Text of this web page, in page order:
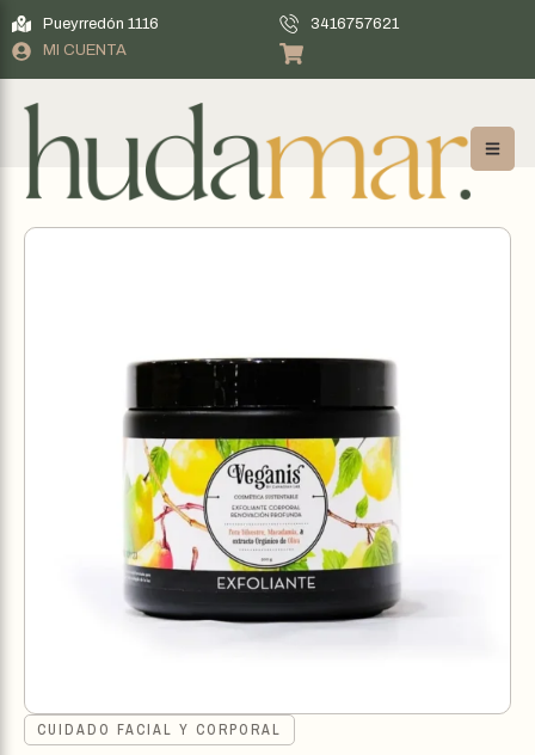
Pueyrredón 1116
3416757621
MI CUENTA
CUIDADO FACIAL Y CORPORAL